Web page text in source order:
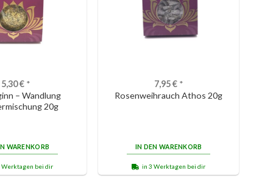
5,30€ *
– Wandlung
20g
WARENKORB
Werktagen bei dir
7,95€*
Rosenweihrauch Athos 20g
IN DEN WARENKORB
in 3 Werktagen bei dir